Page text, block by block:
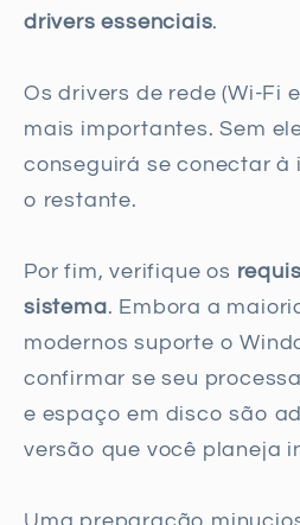
drivers essenciais.
Os drivers de rede (Wi-Fi
mais importantes. Sem
conseguirá se conectar
o restante.
Por fim, verifique os
sistema. Embora a
modernos suporte o
confirmar se seu
e espaço em disco são
versão que você planeja